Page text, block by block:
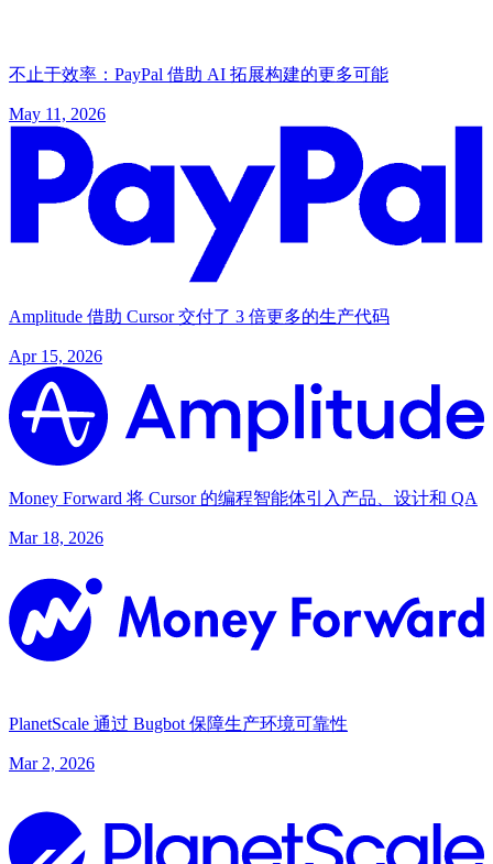
不止于效率：PayPal 借助 AI 拓展构建的更多可能
May 11, 2026
Amplitude 借助 Cursor 交付了 3 倍更多的生产代码
Apr 15, 2026
Money Forward 将 Cursor 的编程智能体引入产品、设计和 QA
Mar 18, 2026
PlanetScale 通过 Bugbot 保障生产环境可靠性
Mar 2, 2026